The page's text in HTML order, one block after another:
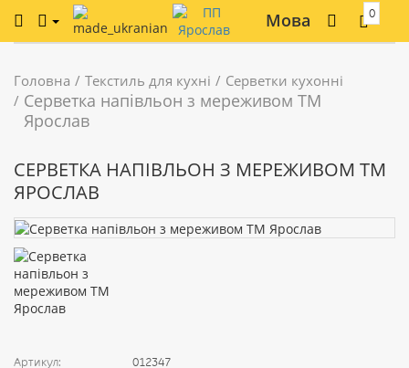
Мова 0
Головна Текстиль для кухні Серветки кухонні
Серветка напівльон з мереживом ТМ
Ярослав
СЕРВЕТКА НАПІВЛЬОН З МЕРЕЖИВОМ ТМ
ЯРОСЛАВ
Артикул:
012347